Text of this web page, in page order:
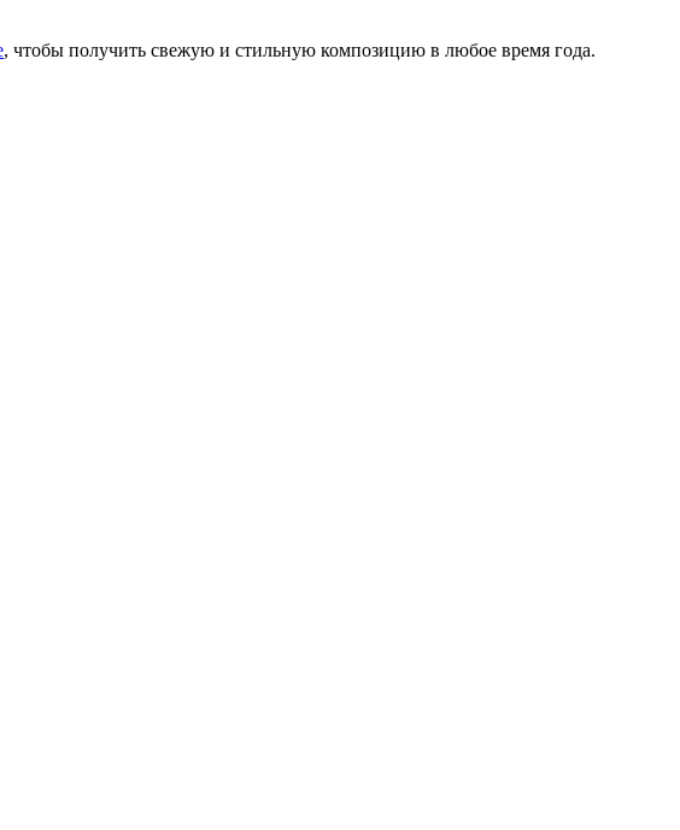
, чтобы получить свежую и стильную композицию в любое время года.